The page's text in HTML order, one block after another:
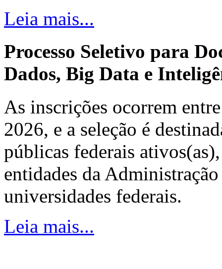
Leia mais...
Processo Seletivo para
Dados, Big Data e
As inscrições ocorrem
2026, e a seleção é
públicas federais
entidades da
universidades federais.
Leia mais...